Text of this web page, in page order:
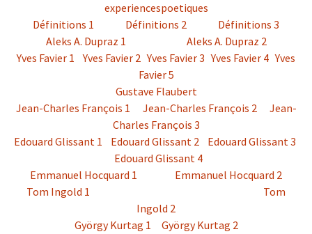
experiencespoetiques
Définitions 1
Définitions 2
Définitions 3
Aleks A. Dupraz 1
Aleks A. Dupraz 2
Yves Favier 1
Yves Favier 2 Yves Favier 3 Yves Favier 4 Yves
Favier 5
Gustave Flaubert
Jean-Charles François 1
Jean-Charles François 2
Jean-
Charles François 3
Edouard Glissant 1
Edouard Glissant 2
Edouard Glissant 3
Edouard Glissant 4
Emmanuel Hocquard 1
Emmanuel Hocquard 2
Tom Ingold 1
Tom
Ingold 2
György Kurtag 1
György Kurtag 2